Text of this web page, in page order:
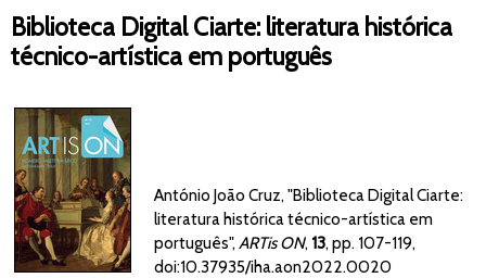
Biblioteca Digital Ciarte: literatura histórica
técnico-artística em português
António João Cruz, "Biblioteca Digital Ciarte:
literatura histórica técnico-artística em
português",ARTis ON, 13, pp. 107-119,
doi:10.37935/iha.aon2022.0020